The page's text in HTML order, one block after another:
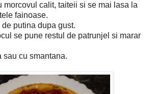
morcovul calit, taiteii si se mai lasa la
fainoase.
putina dupa gust.
se pune restul de patrunjel si marar
sau cu smantana.